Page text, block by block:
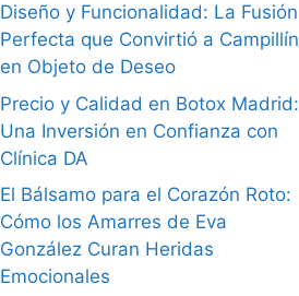
Diseño y Funcionalidad: La Fusión
Perfecta que Convirtió a Campillín
en Objeto de Deseo
Precio y Calidad en Botox Madrid:
Una Inversión en Confianza con
Clínica DA
El Bálsamo para el Corazón Roto:
Cómo los Amarres de Eva
González Curan Heridas
Emocionales